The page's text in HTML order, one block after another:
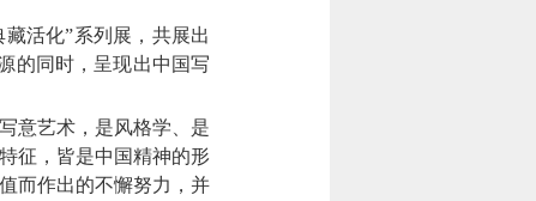
活化”系列展，共展出
的同时，呈现出中国写
意艺术，是风格学、是
征，皆是中国精神的形
而作出的不懈努力，并